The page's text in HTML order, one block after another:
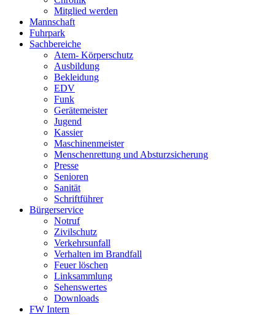
Mitglied werden
Mannschaft
Fuhrpark
Sachbereiche
Atem- Körperschutz
Ausbildung
Bekleidung
EDV
Funk
Gerätemeister
Jugend
Kassier
Maschinenmeister
Menschenrettung und Absturzsicherung
Presse
Senioren
Sanität
Schriftführer
Bürgerservice
Notruf
Zivilschutz
Verkehrsunfall
Verhalten im Brandfall
Feuer löschen
Linksammlung
Sehenswertes
Downloads
FW Intern